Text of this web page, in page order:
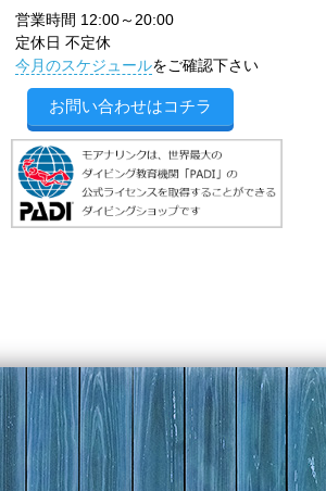
営業時間 12:00～20:00
定休日 不定休
今月のスケジュールをご確認下さい
お問い合わせはコチラ